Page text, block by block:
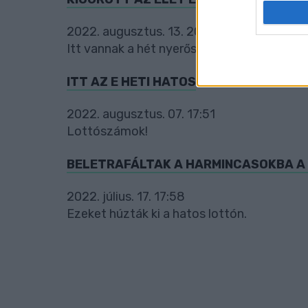
I want
web
I want
2022. augusztus. 13. 20:00
Itt vannak a hét nyerőszámai.
ITT AZ E HETI HATOS
2022. augusztus. 07. 17:51
Lottószámok!
BELETRAFÁLTAK A HARMINCASOKBA
2022. július. 17. 17:58
Ezeket húzták ki a hatos lottón.